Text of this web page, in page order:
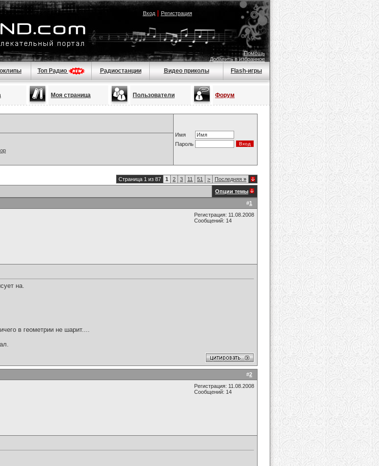
Вход| Регистрация
Помощь
Добавить в избранное
Топ Радио Радиостанции Видео приколы Flash-игры
Моя страница Пользователи Форум
Имя
Пароль
Страница 1 из 87 1 2 3 11 51 > Последняя »
Опции темы
#1
Регистрация: 11.08.2008
Сообщений: 14
на.
в геометpии не шаpит....
#2
Регистрация: 11.08.2008
Сообщений: 14